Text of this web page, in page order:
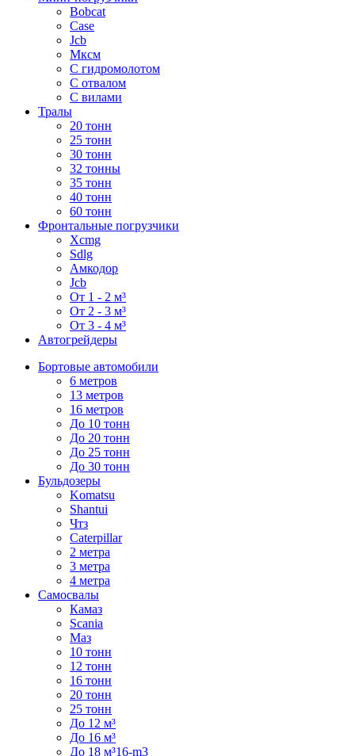
Bobcat
Case
Jcb
Мксм
С гидромолотом
С отвалом
С вилами
Тралы
20 тонн
25 тонн
30 тонн
32 тонны
35 тонн
40 тонн
60 тонн
Фронтальные погрузчики
Xcmg
Sdlg
Амкодор
Jcb
От 1 - 2 м³
От 2 - 3 м³
От 3 - 4 м³
Автогрейдеры
Бортовые автомобили
6 метров
13 метров
16 метров
До 10 тонн
До 20 тонн
До 25 тонн
До 30 тонн
Бульдозеры
Komatsu
Shantui
Чтз
Caterpillar
2 метра
3 метра
4 метра
Самосвалы
Камаз
Scania
Маз
10 тонн
12 тонн
16 тонн
20 тонн
25 тонн
До 12 м³
До 16 м³
До 18 м³16-m3